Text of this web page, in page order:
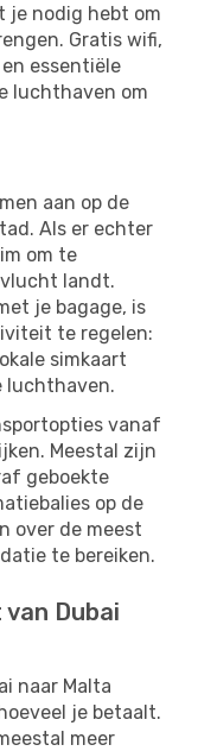
je nodig hebt om
Gratis wifi,
essentiële
luchthaven om
aan op de
Als er echter
om te
landt.
je bagage, is
te regelen:
simkaart
luchthaven.
vanaf
Meestal zijn
geboekte
op de
over de meest
te bereiken.
Dubai
naar Malta
je betaalt.
meer